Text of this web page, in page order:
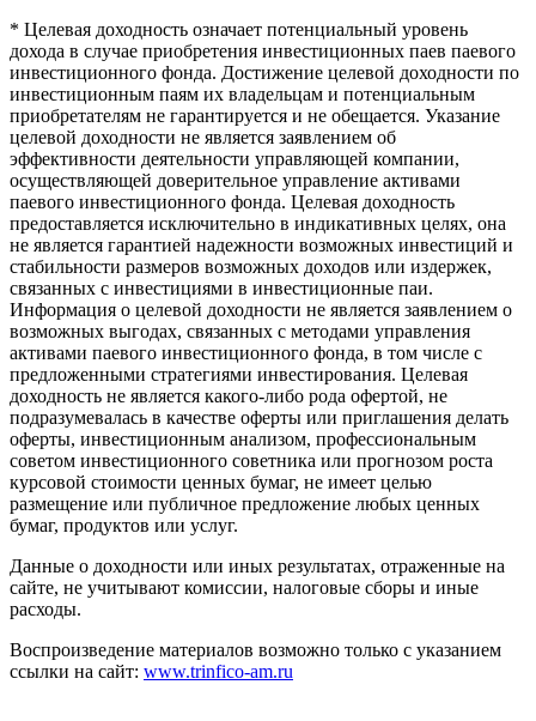
* Целевая доходность означает потенциальный уровень
дохода в случае приобретения инвестиционных паев паевого
инвестиционного фонда. Достижение целевой доходности по
инвестиционным паям их владельцам и потенциальным
приобретателям не гарантируется и не обещается. Указание
целевой доходности не является заявлением об
эффективности деятельности управляющей компании,
осуществляющей доверительное управление активами
паевого инвестиционного фонда. Целевая доходность
предоставляется исключительно в индикативных целях, она
не является гарантией надежности возможных инвестиций и
стабильности размеров возможных доходов или издержек,
связанных с инвестициями в инвестиционные паи.
Информация о целевой доходности не является заявлением о
возможных выгодах, связанных с методами управления
активами паевого инвестиционного фонда, в том числе с
предложенными стратегиями инвестирования. Целевая
доходность не является какого-либо рода офертой, не
подразумевалась в качестве оферты или приглашения делать
оферты, инвестиционным анализом, профессиональным
советом инвестиционного советника или прогнозом роста
курсовой стоимости ценных бумаг, не имеет целью
размещение или публичное предложение любых ценных
бумаг, продуктов или услуг.
Данные о доходности или иных результатах, отраженные на
сайте, не учитывают комиссии, налоговые сборы и иные
расходы.
Воспроизведение материалов возможно только с указанием
ссылки на сайт: www.trinfico-аm.ru